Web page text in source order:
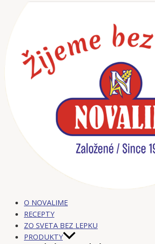
O NOVALIME
RECEPTY
ZO SVETA BEZ LEPKU
PRODUKTY